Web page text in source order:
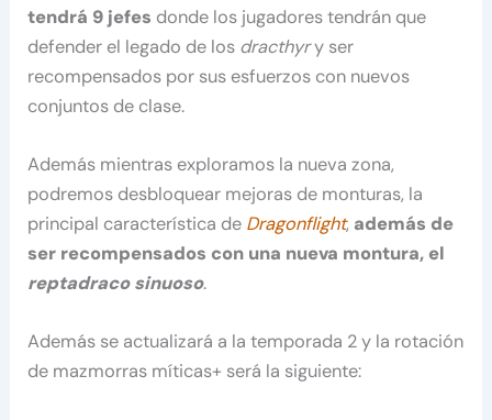
tendrá 9 jefes donde los jugadores tendrán que
defender el legado de los dracthyry ser
recompensados por sus esfuerzos con nuevos
conjuntos de clase.
Además mientras exploramos la nueva zona,
podremos desbloquear mejoras de monturas, la
principal característica de Dragonflight, además de
ser recompensados con una nueva montura, el
reptadraco sinuoso.
Además se actualizará a la temporada 2 y la rotación
de mazmorras míticas+ será la siguiente: